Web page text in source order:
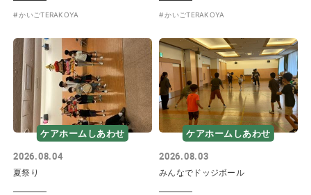
かいごTERAKOYA かいごTERAKOYA
ケアホームしあわせ
2026.08.04
夏祭り
ケアホームしあわせ
2026.08.03
みんなでドッジボール